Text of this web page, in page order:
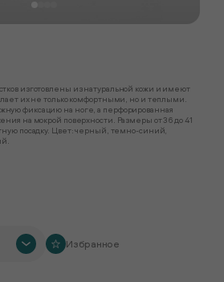
изготовлены из натуральной кожи и имеют
их не только комфортными, но и теплыми.
фиксацию на ноге, а перфорированная
на мокрой поверхности. Размеры от 36 до 41
посадку. Цвет: черный, темно-синий,
Избранное